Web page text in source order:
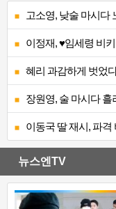
고소영, 낮술 마시다
이정재, ♥임세령 비
혜리 과감하게 벗었
장원영, 술 마시다
이동국 딸 재시, 파
뉴스엔TV